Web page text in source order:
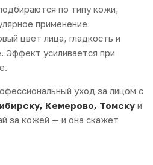
по типу кожи,
применение
цвет лица, гладкость и
Эффект усиливается при
уход за лицом с
Кемерово, Томску и
за кожей — и она скажет